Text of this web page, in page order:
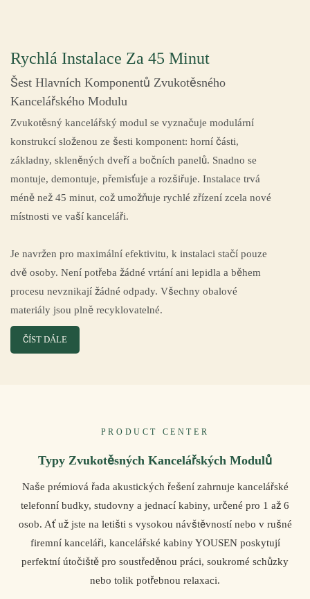
Rychlá Instalace Za 45 Minut
Šest Hlavních Komponentů Zvukotěsného
Kancelářského Modulu
Zvukotěsný kancelářský modul se vyznačuje modulární
konstrukcí složenou ze šesti komponent: horní části,
základny, skleněných dveří a bočních panelů. Snadno se
montuje, demontuje, přemisťuje a rozšiřuje. Instalace trvá
méně než 45 minut, což umožňuje rychlé zřízení zcela nové
místnosti ve vaší kanceláři.
Je navržen pro maximální efektivitu, k instalaci stačí pouze
dvě osoby. Není potřeba žádné vrtání ani lepidla a během
procesu nevznikají žádné odpady. Všechny obalové
materiály jsou plně recyklovatelné.
ČÍST DÁLE
PRODUCT CENTER
Typy Zvukotěsných Kancelářských Modulů
Naše prémiová řada akustických řešení zahrnuje kancelářské
telefonní budky, studovny a jednací kabiny, určené pro 1 až 6
osob. Ať už jste na letišti s vysokou návštěvností nebo v rušné
firemní kanceláři, kancelářské kabiny YOUSEN poskytují
perfektní útočiště pro soustředěnou práci, soukromé schůzky
nebo tolik potřebnou relaxaci.